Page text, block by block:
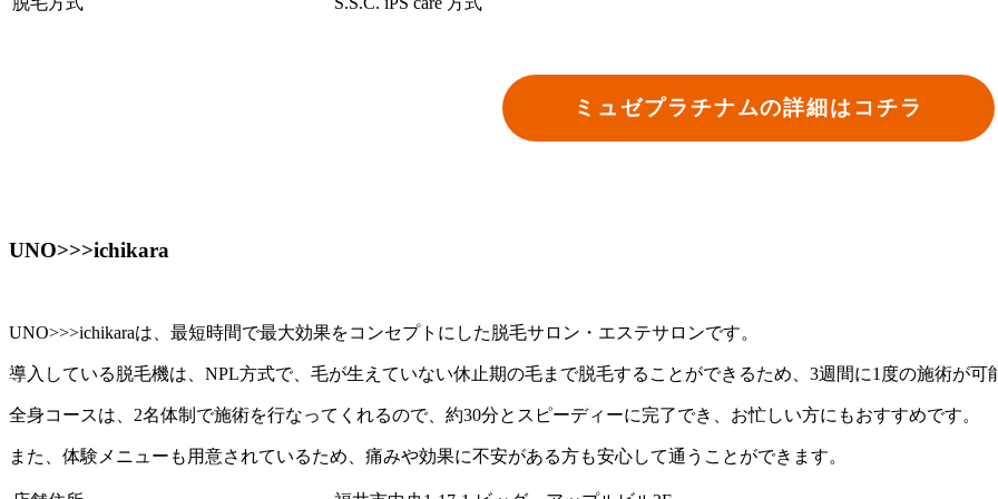
ミュゼプラチナムの詳細はコチラ
UNO>>>ichikara
UNO>>>ichikaraは、最短時間で最大効果をコンセプトにした脱毛サロン・エステサロンです。
導入している脱毛機は、NPL方式で、毛が生えていない休止期の毛まで脱毛することができるため、3週間に1度の施術が可
全身コースは、2名体制で施術を行なってくれるので、約30分とスピーディーに完了でき、お忙しい方にもおすすめです。
また、体験メニューも用意されているため、痛みや効果に不安がある方も安心して通うことができます。